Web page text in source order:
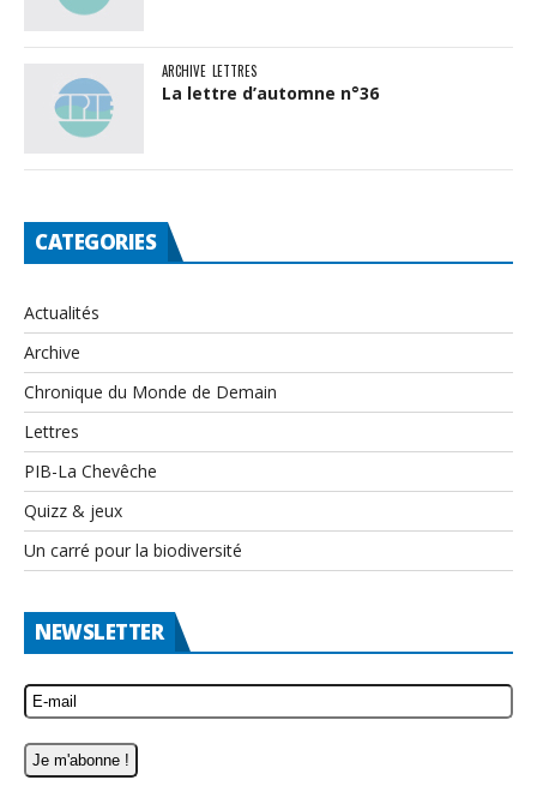
ARCHIVE LETTRES
La lettre d’automne n°36
CATEGORIES
Actualités
Archive
Chronique du Monde de Demain
Lettres
PIB-La Chevêche
Quizz & jeux
Un carré pour la biodiversité
NEWSLETTER